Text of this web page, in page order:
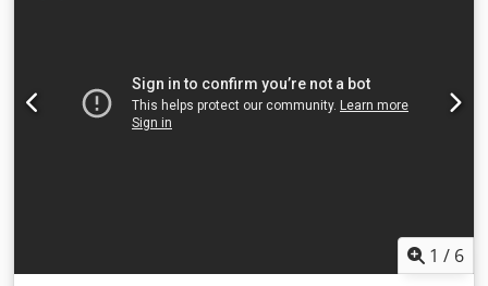
1 / 6